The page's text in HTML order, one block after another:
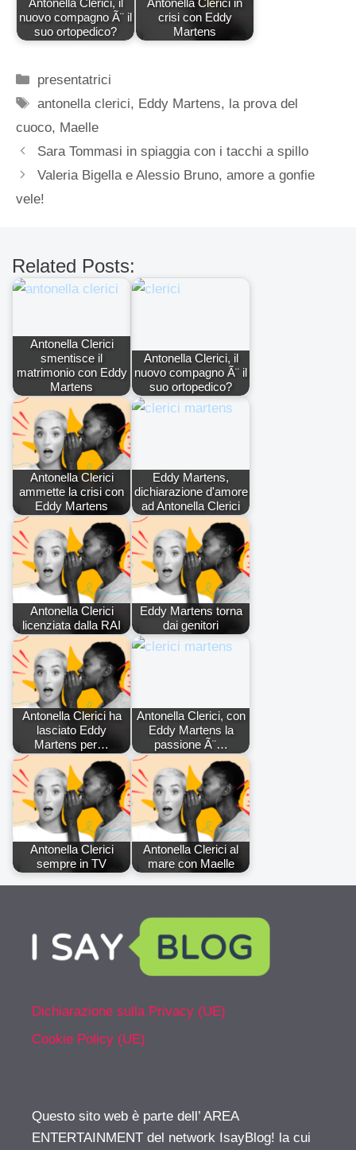
Antonella Clerici, il
nuovo compagno Ã¨ il
suo ortopedico?
Antonella Clerici in
crisi con Eddy
Martens
Categorie
presentatrici
Tag
antonella clerici, Eddy Martens, la prova del
cuoco, Maelle
Sara Tommasi in spiaggia con i tacchi a spillo
Valeria Bigella e Alessio Bruno, amore a gonfie
vele!
Related Posts:
Antonella Clerici
smentisce il
matrimonio con Eddy
Martens
Antonella Clerici, il
nuovo compagno Ã¨ il
suo ortopedico?
Antonella Clerici
ammette la crisi con
Eddy Martens
Eddy Martens,
dichiarazione d'amore
ad Antonella Clerici
Antonella Clerici
licenziata dalla RAI
Eddy Martens torna
dai genitori
Antonella Clerici ha
lasciato Eddy
Martens per…
Antonella Clerici, con
Eddy Martens la
passione Ã¨…
Antonella Clerici
sempre in TV
Antonella Clerici al
mare con Maelle
Dichiarazione sulla Privacy (UE)
Cookie Policy (UE)
Questo sito web è parte dell’ AREA
ENTERTAINMENT del network IsayBlog! la cui